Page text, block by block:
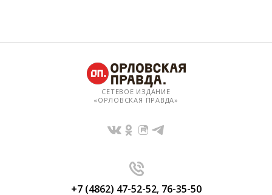
СЕТЕВОЕ ИЗДАНИЕ
«ОРЛОВСКАЯ ПРАВДА»
+7 (4862) 47-52-52, 76-35-50